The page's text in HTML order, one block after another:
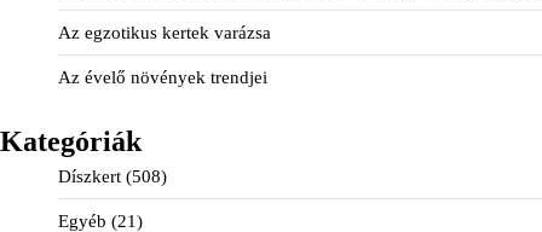
Az egzotikus kertek varázsa
Az évelő növények trendjei
Kategóriák
Díszkert (508)
Egyéb (21)